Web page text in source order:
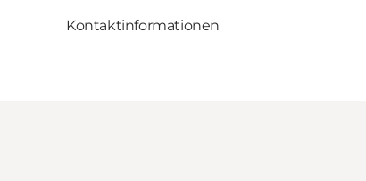
Kontaktinformationen